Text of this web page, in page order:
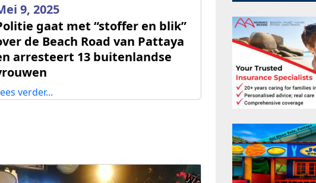
9, 2025
gaat met “stoffer en blik”
de Beach Road van Pattaya
arresteert 13 buitenlandse
verder...